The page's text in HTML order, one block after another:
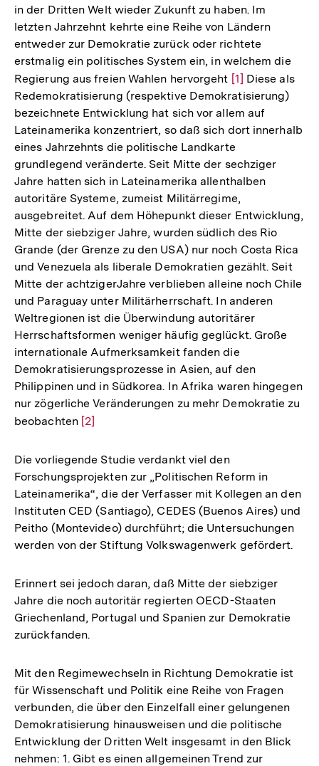
in der Dritten Welt wieder Zukunft zu haben. Im
letzten Jahrzehnt kehrte eine Reihe von Ländern
entweder zur Demokratie zurück oder richtete
erstmalig ein politisches System ein, in welchem die
Regierung aus freien Wahlen hervorgeht Zur
Auflösung
der
Fußnote
[1] Diese als
Redemokratisierung (respektive Demokratisierung)
bezeichnete Entwicklung hat sich vor allem auf
Lateinamerika konzentriert, so daß sich dort innerhalb
eines Jahrzehnts die politische Landkarte
grundlegend veränderte. Seit Mitte der sechziger
Jahre hatten sich in Lateinamerika allenthalben
autoritäre Systeme, zumeist Militärregime,
ausgebreitet. Auf dem Höhepunkt dieser Entwicklung,
Mitte der siebziger Jahre, wurden südlich des Rio
Grande (der Grenze zu den USA) nur noch Costa Rica
und Venezuela als liberale Demokratien gezählt. Seit
Mitte der achtzigerJahre verblieben alleine noch Chile
und Paraguay unter Militärherrschaft. In anderen
Weltregionen ist die Überwindung autoritärer
Herrschaftsformen weniger häufig geglückt. Große
internationale Aufmerksamkeit fanden die
Demokratisierungsprozesse in Asien, auf den
Philippinen und in Südkorea. In Afrika waren hingegen
nur zögerliche Veränderungen zu mehr Demokratie zu
beobachten Zur
der
Fußnote
[2]
Die vorliegende Studie verdankt viel den
Forschungsprojekten zur „Politischen Reform in
Lateinamerika“, die der Verfasser mit Kollegen an den
Instituten CED (Santiago), CEDES (Buenos Aires) und
Peitho (Montevideo) durchführt; die Untersuchungen
werden von der Stiftung Volkswagenwerk gefördert.
Erinnert sei jedoch daran, daß Mitte der siebziger
Jahre die noch autoritär regierten OECD-Staaten
Griechenland, Portugal und Spanien zur Demokratie
zurückfanden.
Mit den Regimewechseln in Richtung Demokratie ist
für Wissenschaft und Politik eine Reihe von Fragen
verbunden, die über den Einzelfall einer gelungenen
Demokratisierung hinausweisen und die politische
Entwicklung der Dritten Welt insgesamt in den Blick
nehmen: 1. Gibt es einen allgemeinen Trend zur